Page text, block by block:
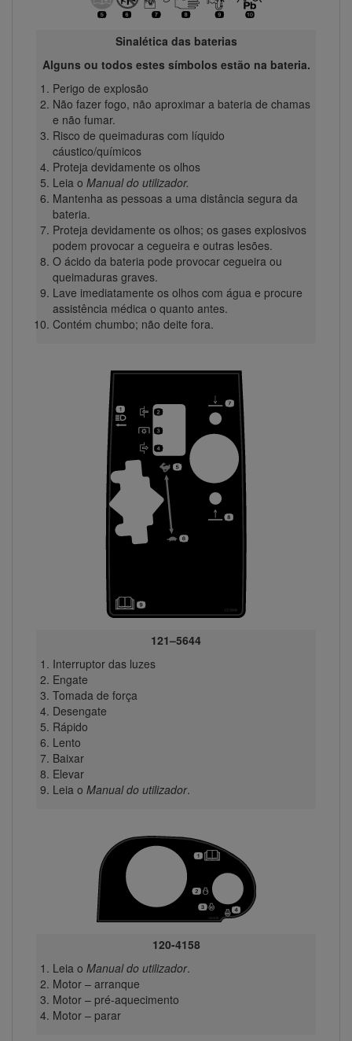
Sinalética das baterias
Alguns ou todos estes símbolos estão na bateria.
Perigo de explosão
Não fazer fogo, não aproximar a bateria de chamas
e não fumar.
Risco de queimaduras com líquido
cáustico/químicos
Proteja devidamente os olhos
Leia o Manual do utilizador.
Mantenha as pessoas a uma distância segura da
bateria.
Proteja devidamente os olhos; os gases explosivos
podem provocar a cegueira e outras lesões.
O ácido da bateria pode provocar cegueira ou
queimaduras graves.
Lave imediatamente os olhos com água e procure
assistência médica o quanto antes.
Contém chumbo; não deite fora.
121–5644
Interruptor das luzes
Engate
Tomada de força
Desengate
Rápido
Lento
Baixar
Elevar
Leia o Manual do utilizador.
120-4158
Leia o Manual do utilizador.
Motor – arranque
Motor – pré-aquecimento
Motor – parar